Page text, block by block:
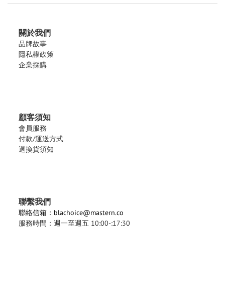
關於我們
品牌故事
隱私權政策
企業採購
顧客須知
會員服務
付款/運送方式
退換貨須知
聯繫我們
聯絡信箱：blachoice@mastern.co
服務時間：週一至週五 10:00-:17:30